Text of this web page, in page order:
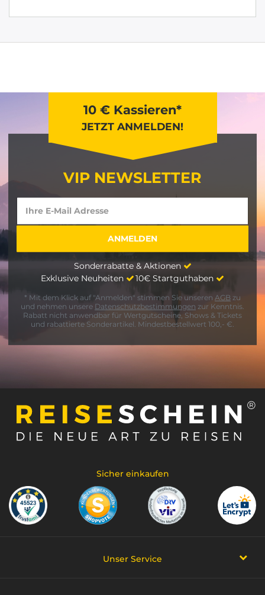
10 € Kassieren*
JETZT ANMELDEN!
VIP NEWSLETTER
Sonderrabatte & Aktionen
Exklusive Neuheiten
10€ Startguthaben
* Mit dem Klick auf "Anmelden" stimmen Sie unseren AGB zu
und nehmen unsere Datenschutzbestimmungen zur Kenntnis.
Rabatt nicht anwendbar für Wertgutscheine, Shows & Tickets
und rabattierte Sonderartikel. Mindestbestellwert 100,- €.
Sicher einkaufen
Unser Service